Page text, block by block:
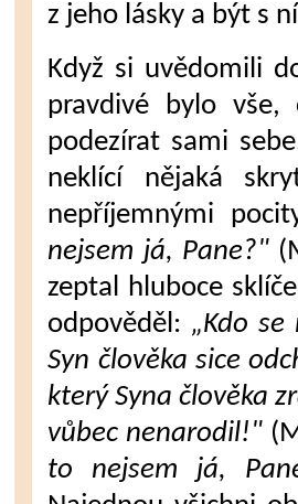
z jeho lásky a být s
Když si uvědomili
pravdivé bylo
podezírat sami
neklící nějaká
nepříjemnými
nejsem já, Pane?"
zeptal hluboce
odpověděl: „Kdo
Syn člověka sice
který Syna člověka
vůbec nenarodil!"
to nejsem já,